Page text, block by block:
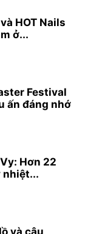
HOT Nails
ở...
Festival
ấn đáng nhớ
Hơn 22
nhiệt...
và câu